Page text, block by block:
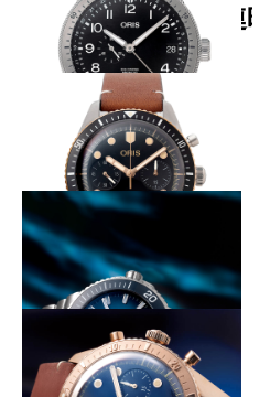
関連時
ストラップの長さが自在に
ビッグクラウン プロパイロッ
ト GMT
横顔にブロンズをチラ見せ
ORIS
ダイバーズ 65 クロノグラフ
アクイス クリーンオーシャン
リミテッドエディション